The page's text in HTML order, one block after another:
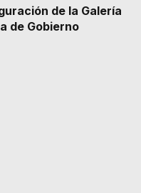
de la Galería
de Gobierno